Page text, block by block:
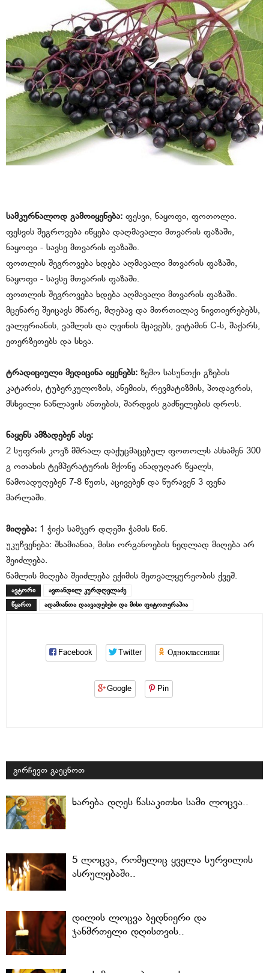
სამკურნალოდ გამოიყენება: ფესვი, ნაყოფი, ფოთოლი.
ფესვის შეგროვება იწყება დაღმავალი მთვარის ფაზაში,
ნაყოფი - სავსე მთვარის ფაზაში.
ფოთლის შეგროვება ხდება აღმავალი მთვარის ფაზაში,
ნაყოფი - სავსე მთვარის ფაზაში.
ფოთლის შეგროვება ხდება აღმავალი მთვარის ფაზაში.
მცენარე შეიცავს მწარე, მღებავ და მთრთილავ ნივთიერებებს,
ვალერიანის, ვაშლის და ღვინის მჟავებს, ვიტამინ C-ს, შაქარს,
ეთერზეთებს და სხვა.
ტრადიციული მედიცინა იყენებს: ზემო სასუნთქი გზების
კატარის, ტუბერკულოზის, ანემიის, რევმატიზმის, პოდაგრის,
მსხვილი ნაწლავის ანთების, შარდვის გაძნელების დროს.
ნაყენს ამზადებენ ასე:
2 სუფრის კოვზ მშრალ დაქუცმაცებულ ფოთოლს ასხამენ 300
გ ოთახის ტემპერატურის მქონე ანადუღარ წყალს,
წამოადუღებენ 7-8 წუთს, აცივებენ და წურავენ 3 ფენა
მარლაში.
მიღება: 1 ჭიქა სამჯერ დღეში ჭამის წინ.
უკუჩვენება: შხამიანია, მისი ორგანოების ნედლად მიღება არ
შეიძლება.
წამლის მიღება შეიძლება ექიმის მეთვალყურეობის ქვეშ.
ავტორი
ავთანდილ კურდღელაძე
წყარო
ადამიანთა დაავადებები და მისი ფიტოთერაპია
Facebook Twitter Одноклассники
Google Pin
გირჩევთ გაეცნოთ
ხარება დღეს წასაკითხი სამი ლოცვა..
5 ლოცვა, რომელიც ყველა სურვილის
ასრულებაში..
დილის ლოცვა ბედნიერი და
ჯანმრთელი დღისთვის..